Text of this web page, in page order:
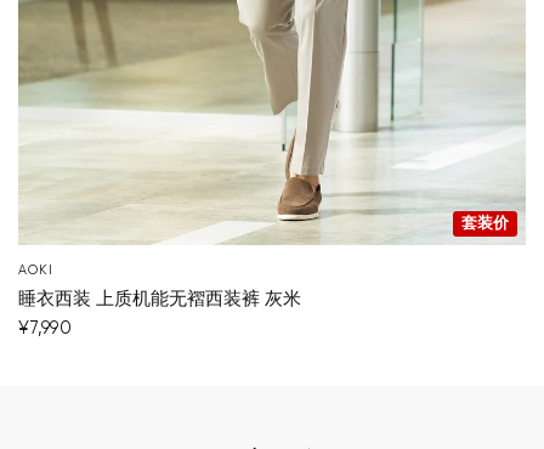
套装价
AOKI
睡衣西装 上质机能无褶西装裤 灰米
¥7,990